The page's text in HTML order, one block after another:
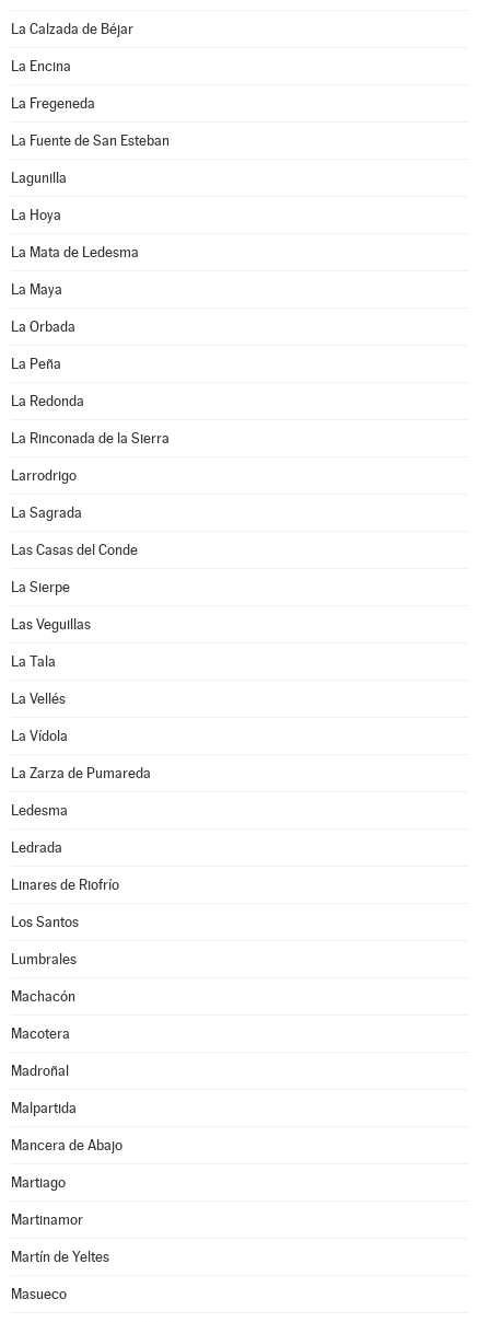
La Calzada de Béjar
La Encina
La Fregeneda
La Fuente de San Esteban
Lagunilla
La Hoya
La Mata de Ledesma
La Maya
La Orbada
La Peña
La Redonda
La Rinconada de la Sierra
Larrodrigo
La Sagrada
Las Casas del Conde
La Sierpe
Las Veguillas
La Tala
La Vellés
La Vídola
La Zarza de Pumareda
Ledesma
Ledrada
Linares de Riofrío
Los Santos
Lumbrales
Machacón
Macotera
Madroñal
Malpartida
Mancera de Abajo
Martiago
Martinamor
Martín de Yeltes
Masueco